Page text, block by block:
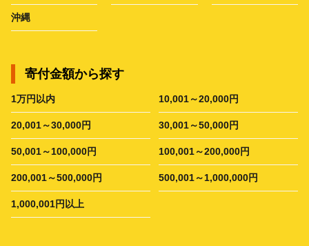
沖縄
寄付金額から探す
1万円以内 10,001～20,000円
20,001～30,000円 30,001～50,000円
50,001～100,000円 100,001～200,000円
200,001～500,000円 500,001～1,000,000円
1,000,001円以上